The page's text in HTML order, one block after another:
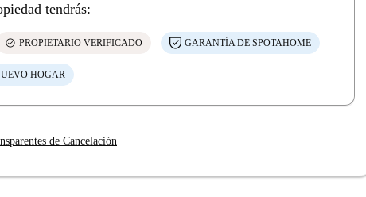
tendrás:
check_circle PROPIETARIO VERIFICADO GARANTÍA DE SPOTAHOME
HOGAR
de Cancelación